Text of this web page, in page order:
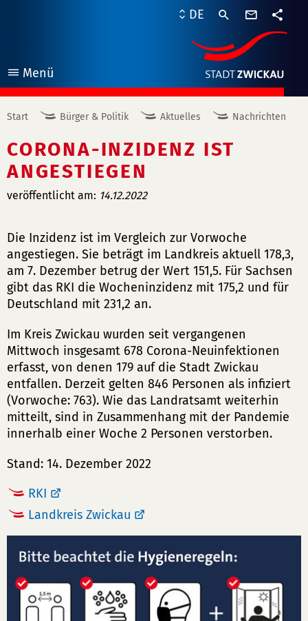
Menü
öffnen
DE
Start Bürger & Politik Aktuelles Nachrichten
CORONA-INZIDENZ IST
ANGESTIEGEN
veröffentlicht am: 14.12.2022
Die Inzidenz ist im Vergleich zur Vorwoche
angestiegen. Sie beträgt im Landkreis aktuell 178,3,
am 7. Dezember betrug der Wert 151,5. Für Sachsen
gibt das RKI die Wocheninzidenz mit 175,2 und für
Deutschland mit 231,2 an.
Im Kreis Zwickau wurden seit vergangenen
Mittwoch insgesamt 678 Corona-Neuinfektionen
erfasst, von denen 179 auf die Stadt Zwickau
entfallen. Derzeit gelten 846 Personen als infiziert
(Vorwoche: 763). Wie das Landratsamt weiterhin
mitteilt, sind in Zusammenhang mit der Pandemie
innerhalb einer Woche 2 Personen verstorben.
Stand: 14. Dezember 2022
RKI
Landkreis Zwickau